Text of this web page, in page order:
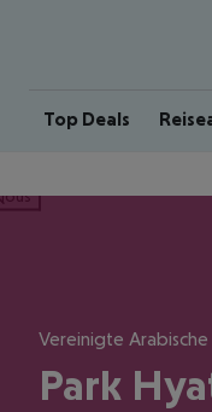
Top Deals
Vereinigte
Park